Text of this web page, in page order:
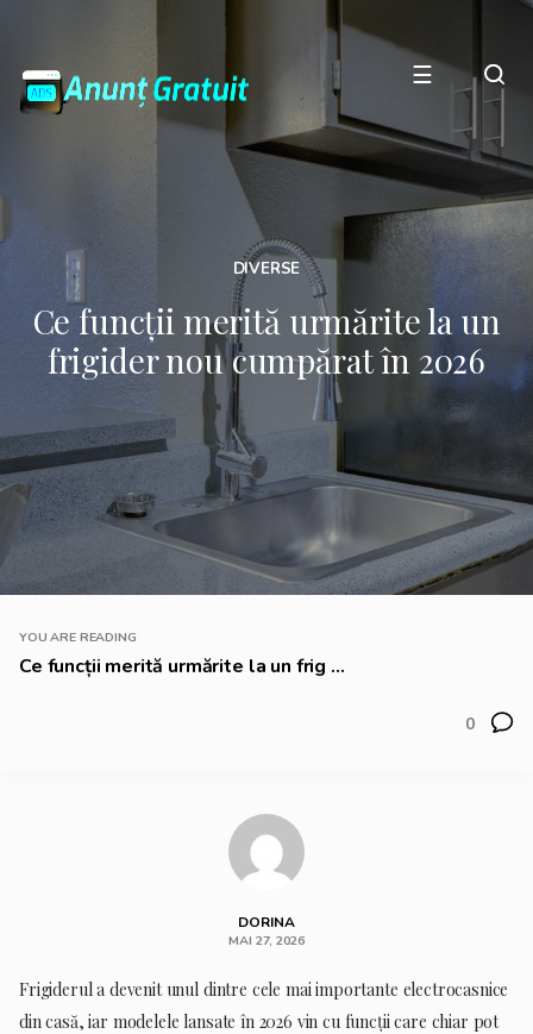
☰
DIVERSE
Ce funcții merită urmărite la un
frigider nou cumpărat în 2026
YOU ARE READING
Ce funcții merită urmărite la un frig ...
0
DORINA
MAI 27, 2026
Frigiderul a devenit unul dintre cele mai importante electrocasnice
din casă, iar modelele lansate în 2026 vin cu funcții care chiar pot